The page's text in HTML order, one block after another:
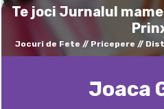
Te joci Jurnalul
Jocuri de Fete Pricepere
Joaca